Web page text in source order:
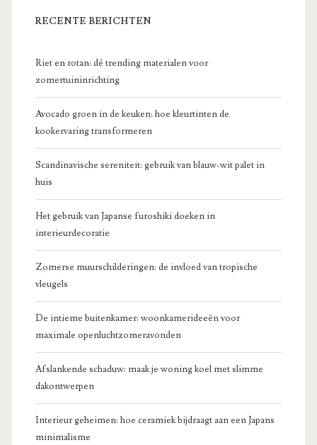
RECENTE BERICHTEN
Riet en rotan: dé trending materialen voor
zomertuininrichting
Avocado groen in de keuken: hoe kleurtinten de
kookervaring transformeren
Scandinavische sereniteit: gebruik van blauw-wit palet in
huis
Het gebruik van Japanse furoshiki doeken in
interieurdecoratie
Zomerse muurschilderingen: de invloed van tropische
vleugels
De intieme buitenkamer: woonkamerideeën voor
maximale openluchtzomeravonden
Afslankende schaduw: maak je woning koel met slimme
dakontwerpen
Interieur geheimen: hoe ceramiek bijdraagt aan een Japans
minimalisme